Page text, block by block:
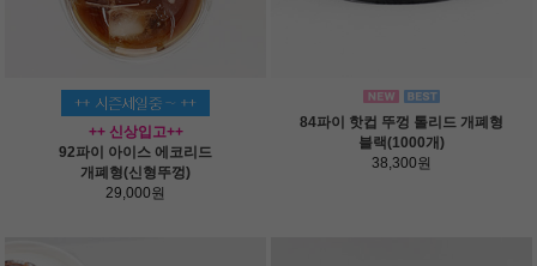
++ 신상입고++
92파이 아이스 에코리드
개폐형(신형뚜껑)
29,000원
84파이 핫컵 뚜껑 톨리드 개폐형
블랙(1000개)
38,300원